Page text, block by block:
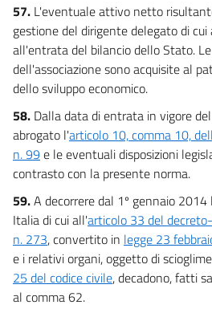
57. L'eventuale attivo netto
gestione del dirigente delegato di
all'entrata del bilancio dello Stato.
dell'associazione sono acquisite al
dello sviluppo economico.
58. Dalla data di entrata in vigore
abrogato l'articolo 10, comma 10,
n. 99 e le eventuali disposizioni
contrasto con la presente norma.
59.A decorrere dal 1º gennaio
Italia di cui all'articolo 33 del
n. 273, convertito in legge 23
e i relativi organi, oggetto di
25 del codice civile, decadono, fatti
al comma 62.